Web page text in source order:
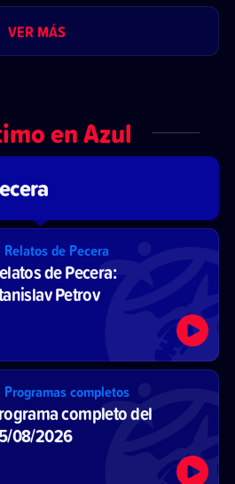
VER MÁS
en Azul
Relatos de Pecera
de Pecera:
Petrov
Programas completos
completo del
08/2026